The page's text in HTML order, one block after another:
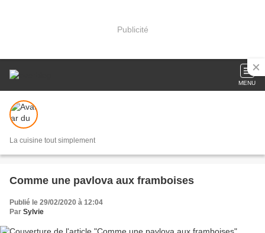
Publicité
MENU
La cuisine tout simplement
Comme une pavlova aux framboises
Publié le 29/02/2020 à 12:04
Par Sylvie